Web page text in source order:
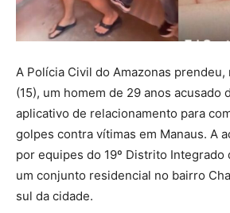
A Polícia Civil do Amazonas
(15), um homem de 29 anos acusado
aplicativo de relacionamento para
golpes contra vítimas em Manaus. A
por equipes do 19º Distrito Integrado
um conjunto residencial no bairro
sul da cidade.